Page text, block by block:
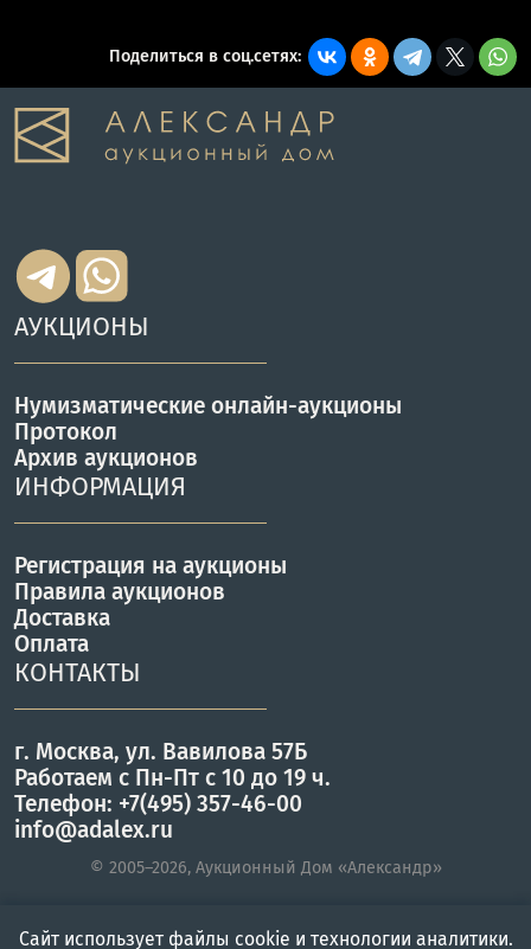
Поделиться в соц.сетях:
АУКЦИОНЫ
Нумизматические онлайн-аукционы
Протокол
Архив аукционов
ИНФОРМАЦИЯ
Регистрация на аукционы
Правила аукционов
Доставка
Оплата
КОНТАКТЫ
г. Москва, ул. Вавилова 57Б
Работаем с Пн-Пт с 10 до 19 ч.
Телефон: +7(495) 357-46-00
info@adalex.ru
© 2005–2026, Аукционный Дом «Александр»
Сайт использует файлы cookie и технологии аналитики.